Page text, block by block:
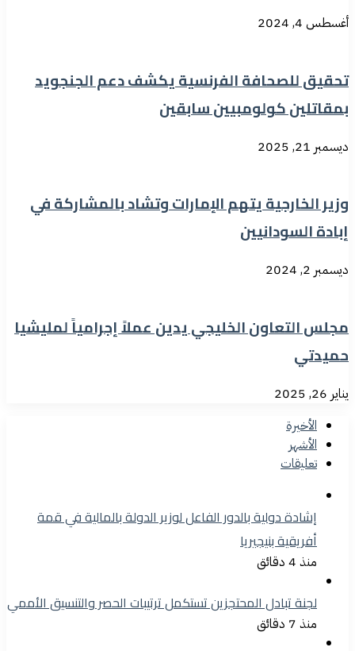
أغسطس 4, 2024
تحقيق للصحافة الفرنسية يكشف دعم الجنجويد
بمقاتلين كولومبيين سابقين
ديسمبر 21, 2025
وزير الخارجية يتهم الإمارات وتشاد بالمشاركة في
إبادة السودانيين
ديسمبر 2, 2024
مجلس التعاون الخليجي يدين عملاً إجرامياً لمليشيا
حميدتي
يناير 26, 2025
الأخيرة
الأشهر
تعليقات
إشادة دولية بالدور الفاعل لوزير الدولة بالمالية في قمة
أفريقية بنيجيريا
منذ 4 دقائق
لجنة تبادل المحتجزين تستكمل ترتيبات الحصر والتنسيق الأممي
منذ 7 دقائق